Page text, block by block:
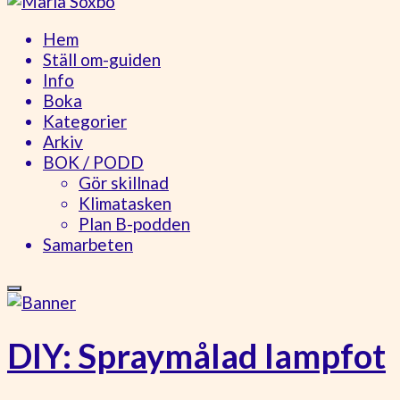
Hem
Ställ om-guiden
Info
Boka
Kategorier
Arkiv
BOK / PODD
Gör skillnad
Klimatasken
Plan B-podden
Samarbeten
DIY: Spraymålad lampfot